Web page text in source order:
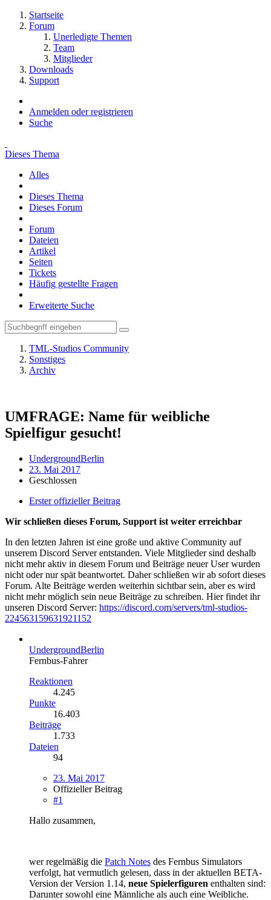
Startseite
Forum
Unerledigte Themen
Team
Mitglieder
Downloads
Support
Anmelden oder registrieren
Suche
Dieses Thema
Alles
Dieses Thema
Dieses Forum
Forum
Dateien
Artikel
Seiten
Tickets
Häufig gestellte Fragen
Erweiterte Suche
TML-Studios Community
Sonstiges
Archiv
UMFRAGE: Name für weibliche
Spielfigur gesucht!
UndergroundBerlin
23. Mai 2017
Geschlossen
Erster offizieller Beitrag
Wir schließen dieses Forum, Support ist weiter erreichbar
In den letzten Jahren ist eine große und aktive Community auf
unserem Discord Server entstanden. Viele Mitglieder sind deshalb
nicht mehr aktiv in diesem Forum und Beiträge neuer User wurden
nicht oder nur spät beantwortet. Daher schließen wir ab sofort dieses
Forum. Alte Beiträge werden weiterhin sichtbar sein, aber es wird
nicht mehr möglich sein neue Beiträge zu schreiben. Hier findet ihr
unseren Discord Server: https://discord.com/servers/tml-studios-
224563159631921152
UndergroundBerlin
Fernbus-Fahrer
Reaktionen
4.245
Punkte
16.403
Beiträge
1.733
Dateien
94
23. Mai 2017
Offizieller Beitrag
#1
Hallo zusammen,
wer regelmäßig die Patch Notes des Fernbus Simulators
verfolgt, hat vermutlich gelesen, dass in der aktuellen BETA-
Version der Version 1.14, neue Spielerfiguren enthalten sind:
Darunter sowohl eine Männliche als auch eine Weibliche.